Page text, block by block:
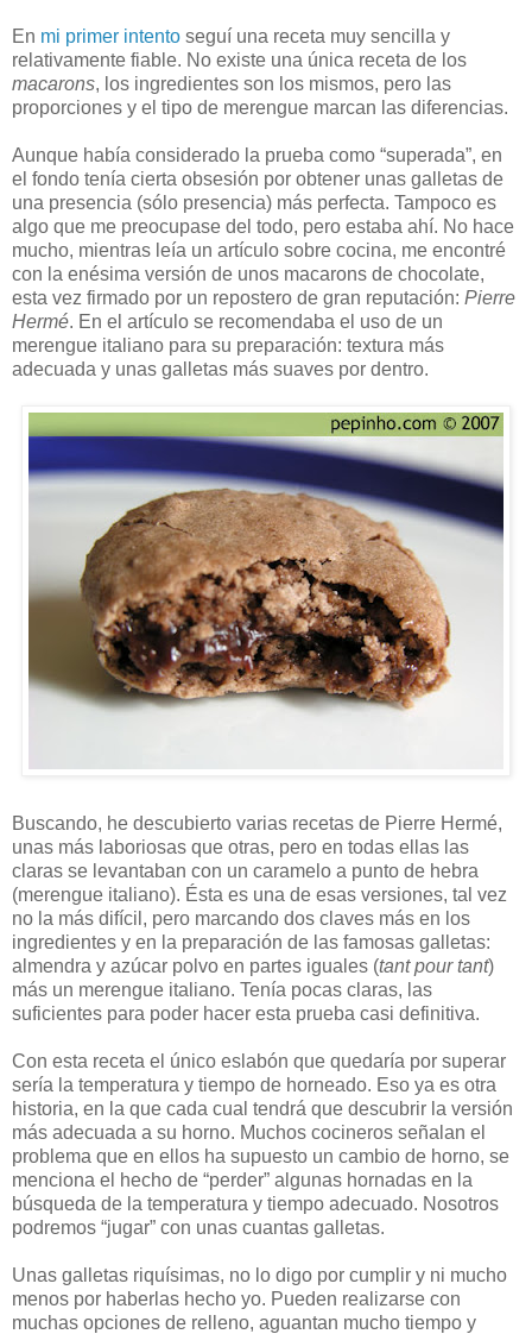
En mi primer intento seguí una receta muy sencilla y
relativamente fiable. No existe una única receta de los
macarons, los ingredientes son los mismos, pero las
proporciones y el tipo de merengue marcan las diferencias.
Aunque había considerado la prueba como “superada”, en
el fondo tenía cierta obsesión por obtener unas galletas de
una presencia (sólo presencia) más perfecta. Tampoco es
algo que me preocupase del todo, pero estaba ahí. No hace
mucho, mientras leía un artículo sobre cocina, me encontré
con la enésima versión de unos macarons de chocolate,
esta vez firmado por un repostero de gran reputación: Pierre
Hermé. En el artículo se recomendaba el uso de un
merengue italiano para su preparación: textura más
adecuada y unas galletas más suaves por dentro.
Buscando, he descubierto varias recetas de Pierre Hermé,
unas más laboriosas que otras, pero en todas ellas las
claras se levantaban con un caramelo a punto de hebra
(merengue italiano). Ésta es una de esas versiones, tal vez
no la más difícil, pero marcando dos claves más en los
ingredientes y en la preparación de las famosas galletas:
almendra y azúcar polvo en partes iguales (tant pour tant)
más un merengue italiano. Tenía pocas claras, las
suficientes para poder hacer esta prueba casi definitiva.
Con esta receta el único eslabón que quedaría por superar
sería la temperatura y tiempo de horneado. Eso ya es otra
historia, en la que cada cual tendrá que descubrir la versión
más adecuada a su horno. Muchos cocineros señalan el
problema que en ellos ha supuesto un cambio de horno, se
menciona el hecho de “perder” algunas hornadas en la
búsqueda de la temperatura y tiempo adecuado. Nosotros
podremos “jugar” con unas cuantas galletas.
Unas galletas riquísimas, no lo digo por cumplir y ni mucho
menos por haberlas hecho yo. Pueden realizarse con
muchas opciones de relleno, aguantan mucho tiempo y